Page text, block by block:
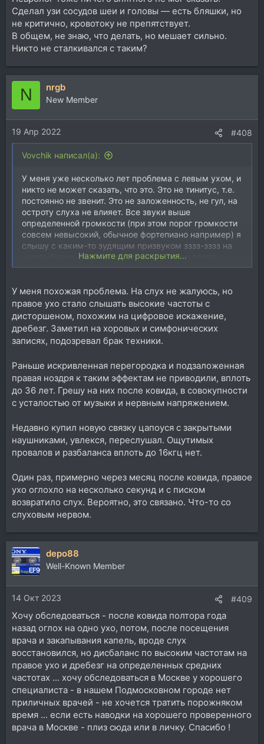
Сделал узи сосудов шеи и головы — есть бляшки, но
не критично, кровотоку не препятствует.
В общем, не знаю, что делать, но мешает сильно.
Никто не сталкивался с таким?
N nrgb
New Member
19 Апр 2022 #408
Vovchik написал(а):
У меня уже несколько лет проблема с левым ухом, и
никто не может сказать, что это. Это не тинитус, т.е.
постоянно не звенит. Это не заложенность, не гул, на
остроту слуха не влияет. Все звуки выше
определенной громкости (при этом порог громкости
совсем невысокий, обычное фортепиано например) я
слышу с каким-то зудящим призвуком зззз-зззз на
каждый звук. Трудно описать, но больше всего
похоже как если бы диффузор динамика порвался.
скандалить — кто трогал колонку, порвали динамик.
Ни лор, ни сурдолог никаких патологий не нашли.
Невролог тоже ничего внятного не мог сказать.
Сделал узи сосудов шеи и головы — есть бляшки, но
не критично, кровотоку не препятствует.
В общем, не знаю, что делать, но мешает сильно.
Нажмите для раскрытия...
У меня похожая проблема. На слух не жалуюсь, но
правое ухо стало слышать высокие частоты с
дисторшеном, похожим на цифровое искажение,
дребезг. Заметил на хоровых и симфонических
записях, подозревал брак техники.
Раньше искривленная перегородка и подзаложенная
правая ноздря к таким эффектам не приводили, вплоть
до 36 лет. Грешу на них после ковида, в совокупности
с усталостью от музыки и нервным напряжением.
Недавно купил новую связку цапоуся с закрытыми
наушниками, увлекся, переслушал. Ощутимых
провалов и разбаланса вплоть до 16кгц нет.
Один раз, примерно через месяц после ковида, правое
ухо оглохло на несколько секунд и с писком
возвратило слух. Вероятно, это связано. Что-то со
слуховым нервом.
depo88
Well-Known Member
14 Окт 2023 #409
Хочу обследоваться - после ковида полтора года
назад оглох на одно ухо, потом, после посещения
врача и закапывания капель, вроде слух
восстановился, но дисбаланс по высоким частотам на
правое ухо и дребезг на определенных средних
частотах ... хочу обследоваться в Москве у хорошего
специалиста - в нашем Подмосковном городе нет
приличных врачей - не хочется тратить порожняком
время ... если есть наводки на хорошего проверенного
врача в Москве - плиз сюда или в личку. Спасибо !